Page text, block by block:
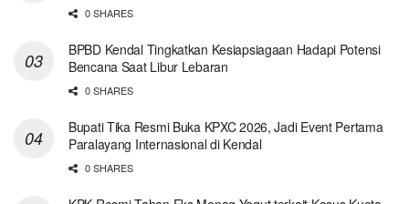
0 SHARES
BPBD Kendal Tingkatkan Kesiapsiagaan Hadapi Potensi
Bencana Saat Libur Lebaran
0 SHARES
Bupati Tika Resmi Buka KPXC 2026, Jadi Event Pertama
Paralayang Internasional di Kendal
0 SHARES